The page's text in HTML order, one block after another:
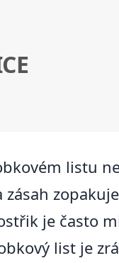
listu
je často
list je